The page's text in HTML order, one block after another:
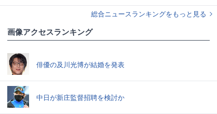
総合ニュースランキングをもっと見る
画像アクセスランキング
俳優の及川光博が結婚を発表
中日が新庄監督招聘を検討か